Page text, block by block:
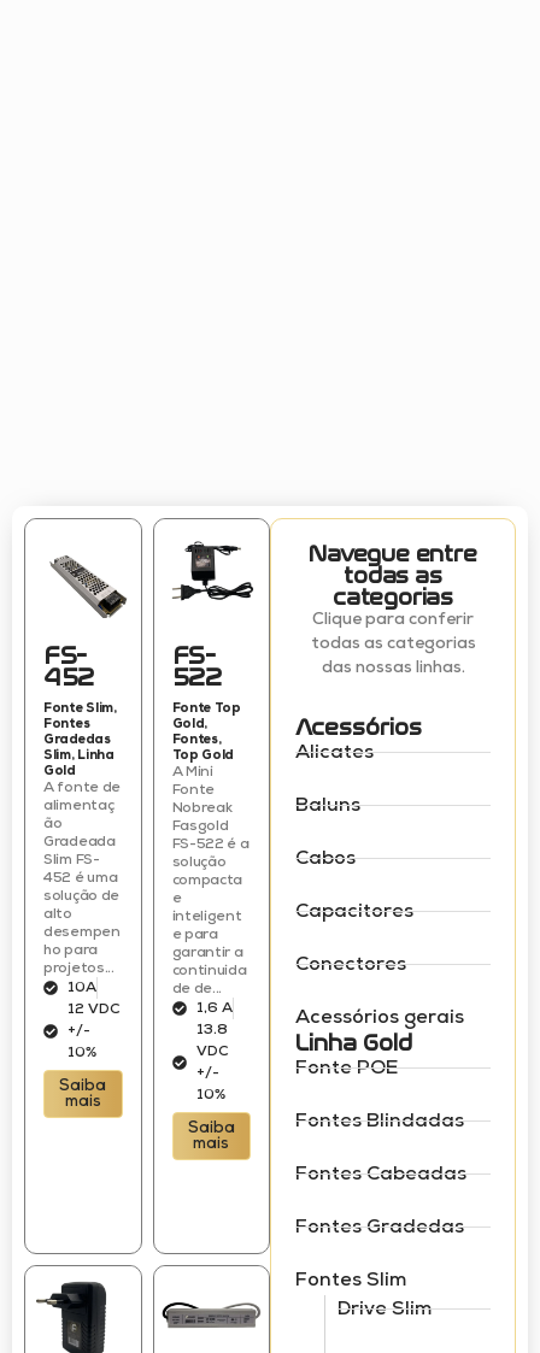
Navegue entre
todas as
categorias
Clique para conferir
todas as categorias
das nossas linhas.
Acessórios
Alicates
Baluns
Cabos
Capacitores
Conectores
Acessórios gerais
Linha Gold
Fonte POE
Fontes Blindadas
Fontes Cabeadas
Fontes Gradedas
Fontes Slim
Drive Slim
FS-
452
Fonte Slim,
Fontes
Gradedas
Slim, Linha
Gold
A fonte de
alimentaç
ão
Gradeada
Slim FS-
452 é uma
solução de
alto
desempen
ho para
projetos...
10A
12 VDC
+/-
10%
Saiba
mais
FS-
522
Fonte Top
Gold,
Fontes,
Top Gold
A Mini
Fonte
Nobreak
Fasgold
FS-522 é a
solução
compacta
e
inteligent
e para
garantir a
continuida
de de...
1,6 A
13.8
VDC
+/-
10%
Saiba
mais